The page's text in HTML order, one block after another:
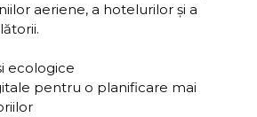
aeriene, a hotelurilor și a
ecologice
pentru o planificare mai